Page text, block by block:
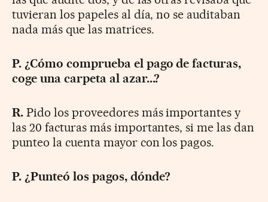
tuvieran los papeles al día, no se auditaban
nada más que las matrices.
P. ¿Cómo comprueba el pago de facturas,
coge una carpeta al azar...?
R.Pido los proveedores más importantes y
las 20 facturas más importantes, si me las dan
punteo la cuenta mayor con los pagos.
P. ¿Punteó los pagos, dónde?